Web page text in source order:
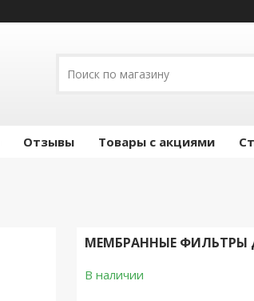
Отзывы Товары с акциями
МЕМБРАННЫЕ ФИЛЬТРЫ
В наличии